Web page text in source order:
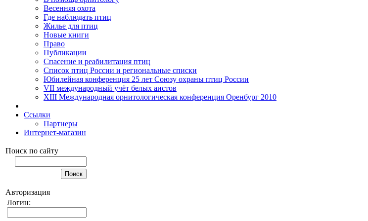
Весенняя охота
Где наблюдать птиц
Жилье для птиц
Новые книги
Право
Публикации
Спасение и реабилитация птиц
Список птиц России и региональные списки
Юбилейная конференция 25 лет Союзу охраны птиц России
VII международный учёт белых аистов
XIII Международная орнитологическая конференция Оренбург 2010
Ссылки
Партнеры
Интернет-магазин
Поиск по сайту
Авторизация
Логин: